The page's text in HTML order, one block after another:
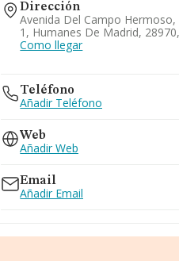
Dirección
Avenida Del Campo Hermoso,
1, Humanes De Madrid,
Como llegar
Teléfono
Añadir Teléfono
Web
Añadir Web
Email
Añadir Email